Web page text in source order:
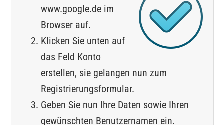
www.google.de im
Browser auf.
Klicken Sie unten auf
das Feld Konto
erstellen, sie gelangen nun zum
Registrierungsformular.
Geben Sie nun Ihre Daten sowie Ihren
gewünschten Benutzernamen ein.